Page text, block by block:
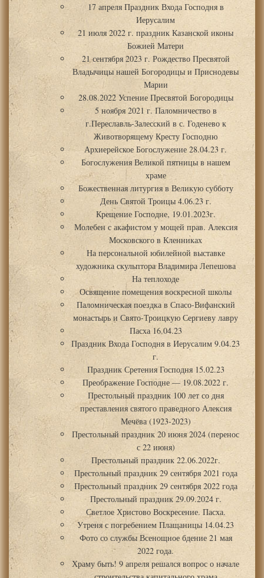
17 апреля Праздник Входа Господня в
Иерусалим
21 июля 2022 г. праздник Казанской иконы
Божией Матери
21 сентября 2023 г. Рождество Пресвятой
Владычицы нашей Богородицы и Приснодевы
Марии
28.08.2022 Успение Пресвятой Богородицы
5 ноября 2021 г. Паломничество в
г.Переславль-Залесский в с. Годенево к
Животворящему Кресту Господню
Архиерейское Богослужение 28.04.23 г.
Богослужения Великой пятницы в нашем
храме
Божественная литургия в Великую субботу
День Святой Троицы 4.06.23 г.
Крещение Господне, 19.01.2023г.
Молебен с акафистом у мощей прав. Алексия
Московского в Кленниках
На персональной юбилейной выставке
художника скульптора Владимира Лепешова
На теплоходе
Освящение помещения воскресной школы
Паломническая поездка в Спасо-Вифанский
монастырь и Свято-Троицкую Сергиеву лавру
Пасха 16.04.23
Праздник Входа Господня в Иерусалим 9.04.23
г.
Праздник Сретения Господня 15.02.23
Преображение Господне — 19.08.2022 г.
Престольный праздник 100 лет со дня
преставления святого праведного Алексия
Мечёва (1923-2023)
Престольный праздник 20 июня 2024 (перенос
с 22 июня)
Престольный праздник 22.06.2022г.
Престольный праздник 29 сентября 2021 года
Престольный праздник 29 сентября 2022 года
Престольный праздник 29.09.2024 г.
Светлое Христово Воскресение. Пасха.
Утреня с погребением Плащаницы 14.04.23
Фото со службы Всенощное бдение 21 мая
2022 года.
Храму быть! 9 апреля решался вопрос о начале